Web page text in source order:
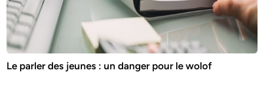
Le parler des jeunes : un danger pour le wolof